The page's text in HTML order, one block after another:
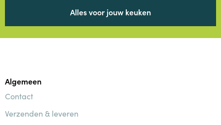
Alles voor jouw keuken
Algemeen
Contact
Verzenden & leveren